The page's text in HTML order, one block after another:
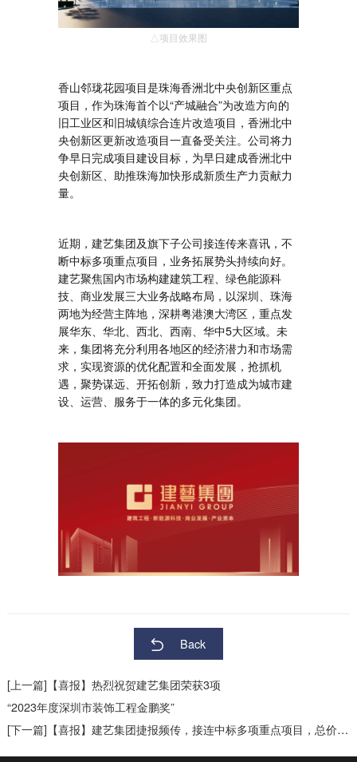
△项目效果图
香山邻珑花园项目是珠海香洲北中央创新区重点
项目，作为珠海首个以“产城融合”为改造方向的
旧工业区和旧城镇综合连片改造项目，香洲北中
央创新区更新改造项目一直备受关注。公司将力
争早日完成项目建设目标，为早日建成香洲北中
央创新区、助推珠海加快形成新质生产力贡献力
量。
近期，建艺集团及旗下子公司接连传来喜讯，不
断中标多项重点项目，业务拓展势头持续向好。
建艺聚焦国内市场构建建筑工程、绿色能源科
技、商业发展三大业务战略布局，以深圳、珠海
两地为经营主阵地，深耕粤港澳大湾区，重点发
展华东、华北、西北、西南、华中5大区域。未
来，集团将充分利用各地区的经济潜力和市场需
求，实现资源的优化配置和全面发展，抢抓机
遇，聚势谋远、开拓创新，致力打造成为城市建
设、运营、服务于一体的多元化集团。
Back
[上一篇]【喜报】热烈祝贺建艺集团荣获3项
“2023年度深圳市装饰工程金鹏奖”
[下一篇]【喜报】建艺集团捷报频传，接连中标多项重点项目，总价逾3.55亿元